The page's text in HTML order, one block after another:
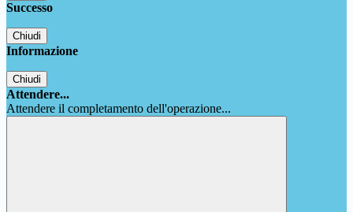
Successo
Chiudi
Informazione
Chiudi
Attendere...
Attendere il completamento dell'operazione...